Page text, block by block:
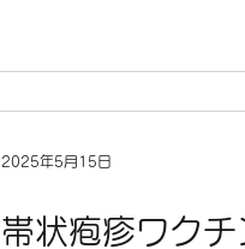
帯状疱疹ワク
2025年5月15日